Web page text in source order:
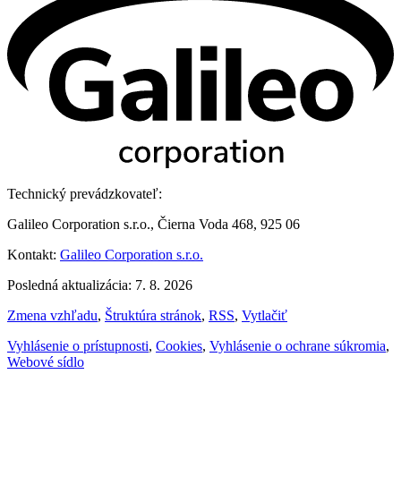
Technický prevádzkovateľ:
Galileo Corporation s.r.o., Čierna Voda 468, 925 06
Kontakt: Galileo Corporation s.r.o.
Posledná aktualizácia: 7. 8. 2026
Zmena vzhľadu, Štruktúra stránok, RSS, Vytlačiť
Vyhlásenie o prístupnosti, Cookies, Vyhlásenie o ochrane súkromia,
Webové sídlo